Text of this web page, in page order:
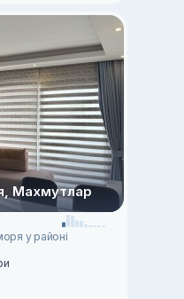
Махмутлар
у районі